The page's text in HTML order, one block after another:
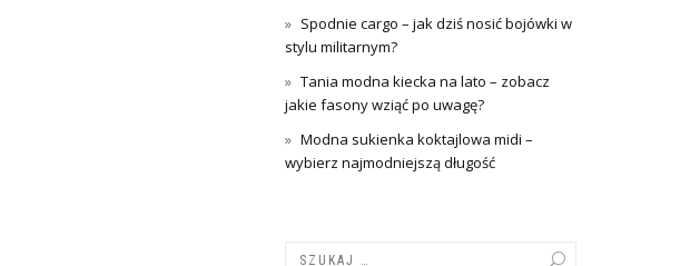
Spodnie cargo – jak dziś nosić bojówki w
stylu militarnym?
Tania modna kiecka na lato – zobacz
jakie fasony wziąć po uwagę?
Modna sukienka koktajlowa midi –
wybierz najmodniejszą długość